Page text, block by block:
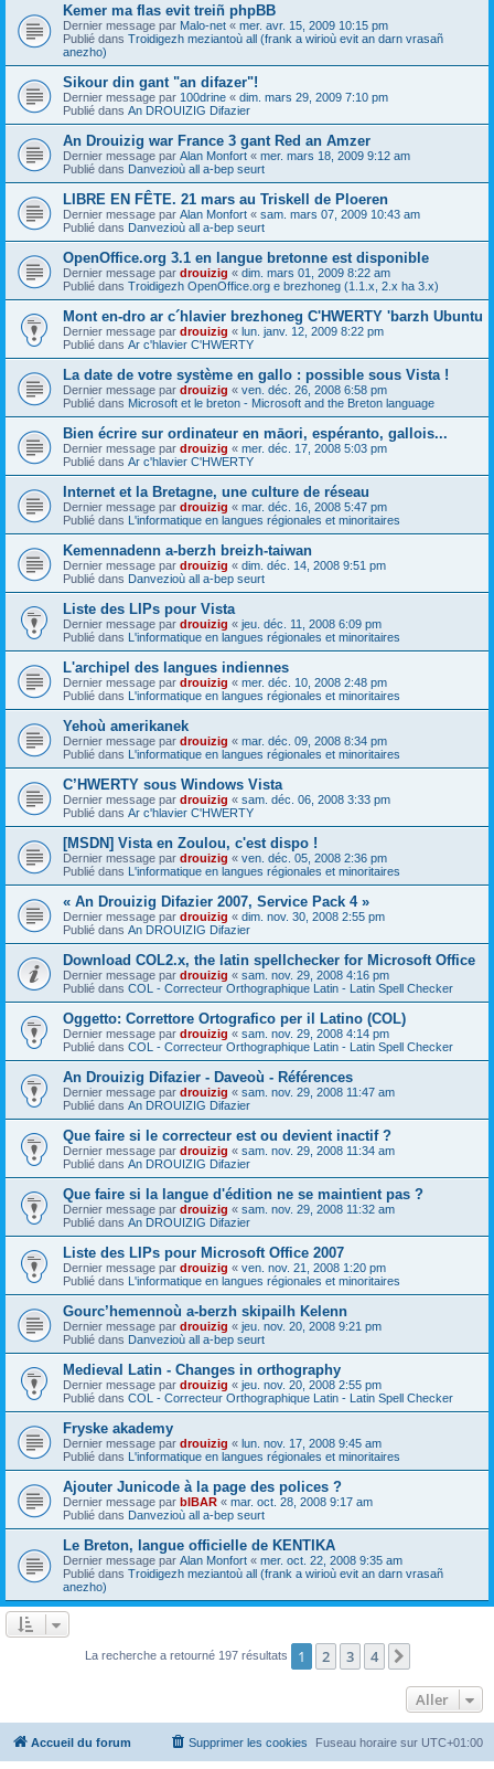
Kemer ma flas evit treiñ phpBB
Dernier message par Malo-net « mer. avr. 15, 2009 10:15 pm
Publié dans Troidigezh meziantoù all (frank a wirioù evit an darn vrasañ
anezho)
Sikour din gant "an difazer"!
Dernier message par 100drine « dim. mars 29, 2009 7:10 pm
Publié dans An DROUIZIG Difazier
An Drouizig war France 3 gant Red an Amzer
Dernier message par Alan Monfort « mer. mars 18, 2009 9:12 am
Publié dans Danvezioù all a-bep seurt
LIBRE EN FÊTE. 21 mars au Triskell de Ploeren
Dernier message par Alan Monfort « sam. mars 07, 2009 10:43 am
Publié dans Danvezioù all a-bep seurt
OpenOffice.org 3.1 en langue bretonne est disponible
Dernier message par drouizig « dim. mars 01, 2009 8:22 am
Publié dans Troidigezh OpenOffice.org e brezhoneg (1.1.x, 2.x ha 3.x)
Mont en-dro ar c´hlavier brezhoneg C'HWERTY 'barzh Ubuntu
Dernier message par drouizig « lun. janv. 12, 2009 8:22 pm
Publié dans Ar c'hlavier C'HWERTY
La date de votre système en gallo : possible sous Vista !
Dernier message par drouizig « ven. déc. 26, 2008 6:58 pm
Publié dans Microsoft et le breton - Microsoft and the Breton language
Bien écrire sur ordinateur en māori, espéranto, gallois...
Dernier message par drouizig « mer. déc. 17, 2008 5:03 pm
Publié dans Ar c'hlavier C'HWERTY
Internet et la Bretagne, une culture de réseau
Dernier message par drouizig « mar. déc. 16, 2008 5:47 pm
Publié dans L'informatique en langues régionales et minoritaires
Kemennadenn a-berzh breizh-taiwan
Dernier message par drouizig « dim. déc. 14, 2008 9:51 pm
Publié dans Danvezioù all a-bep seurt
Liste des LIPs pour Vista
Dernier message par drouizig « jeu. déc. 11, 2008 6:09 pm
Publié dans L'informatique en langues régionales et minoritaires
L'archipel des langues indiennes
Dernier message par drouizig « mer. déc. 10, 2008 2:48 pm
Publié dans L'informatique en langues régionales et minoritaires
Yehoù amerikanek
Dernier message par drouizig « mar. déc. 09, 2008 8:34 pm
Publié dans L'informatique en langues régionales et minoritaires
C’HWERTY sous Windows Vista
Dernier message par drouizig « sam. déc. 06, 2008 3:33 pm
Publié dans Ar c'hlavier C'HWERTY
[MSDN] Vista en Zoulou, c'est dispo !
Dernier message par drouizig « ven. déc. 05, 2008 2:36 pm
Publié dans L'informatique en langues régionales et minoritaires
« An Drouizig Difazier 2007, Service Pack 4 »
Dernier message par drouizig « dim. nov. 30, 2008 2:55 pm
Publié dans An DROUIZIG Difazier
Download COL2.x, the latin spellchecker for Microsoft Office
Dernier message par drouizig « sam. nov. 29, 2008 4:16 pm
Publié dans COL - Correcteur Orthographique Latin - Latin Spell Checker
Oggetto: Correttore Ortografico per il Latino (COL)
Dernier message par drouizig « sam. nov. 29, 2008 4:14 pm
Publié dans COL - Correcteur Orthographique Latin - Latin Spell Checker
An Drouizig Difazier - Daveoù - Références
Dernier message par drouizig « sam. nov. 29, 2008 11:47 am
Publié dans An DROUIZIG Difazier
Que faire si le correcteur est ou devient inactif ?
Dernier message par drouizig « sam. nov. 29, 2008 11:34 am
Publié dans An DROUIZIG Difazier
Que faire si la langue d'édition ne se maintient pas ?
Dernier message par drouizig « sam. nov. 29, 2008 11:32 am
Publié dans An DROUIZIG Difazier
Liste des LIPs pour Microsoft Office 2007
Dernier message par drouizig « ven. nov. 21, 2008 1:20 pm
Publié dans L'informatique en langues régionales et minoritaires
Gourc’hemennoù a-berzh skipailh Kelenn
Dernier message par drouizig « jeu. nov. 20, 2008 9:21 pm
Publié dans Danvezioù all a-bep seurt
Medieval Latin - Changes in orthography
Dernier message par drouizig « jeu. nov. 20, 2008 2:55 pm
Publié dans COL - Correcteur Orthographique Latin - Latin Spell Checker
Fryske akademy
Dernier message par drouizig « lun. nov. 17, 2008 9:45 am
Publié dans L'informatique en langues régionales et minoritaires
Ajouter Junicode à la page des polices ?
Dernier message par bIBAR « mar. oct. 28, 2008 9:17 am
Publié dans Danvezioù all a-bep seurt
Le Breton, langue officielle de KENTIKA
Dernier message par Alan Monfort « mer. oct. 22, 2008 9:35 am
Publié dans Troidigezh meziantoù all (frank a wirioù evit an darn vrasañ
anezho)
La recherche a retourné 197 résultats 1 2 3 4
Aller
Accueil du forum Fuseau horaire sur UTC+01:00
Supprimer les cookies